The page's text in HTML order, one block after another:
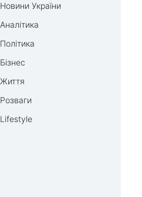
Новини України
Аналітика
Політика
Бізнес
Життя
Розваги
Lifestyle